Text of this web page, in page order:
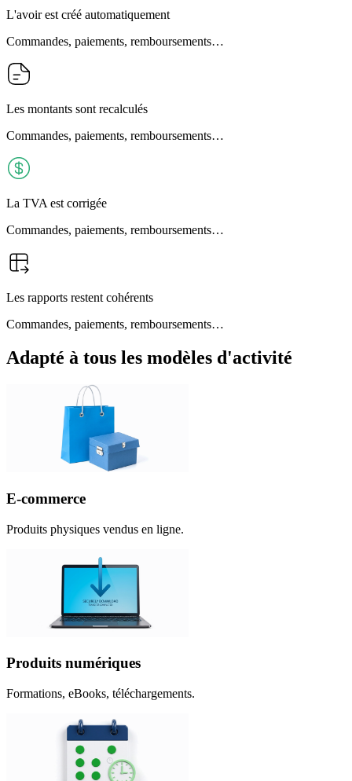
L'avoir est créé automatiquement
Commandes, paiements, remboursements…
Les montants sont recalculés
Commandes, paiements, remboursements…
La TVA est corrigée
Commandes, paiements, remboursements…
Les rapports restent cohérents
Commandes, paiements, remboursements…
Adapté à tous les modèles d'activité
E-commerce
Produits physiques vendus en ligne.
Produits numériques
Formations, eBooks, téléchargements.